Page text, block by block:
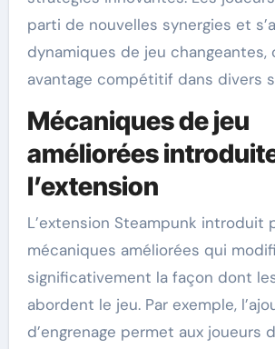
parti de nouvelles synergies et
dynamiques de jeu changeantes,
avantage compétitif dans divers
Mécaniques de jeu
améliorées
l’extension
L’extension Steampunk introduit
mécaniques améliorées qui
significativement la façon dont
abordent le jeu. Par exemple,
d’engrenage permet aux joueurs